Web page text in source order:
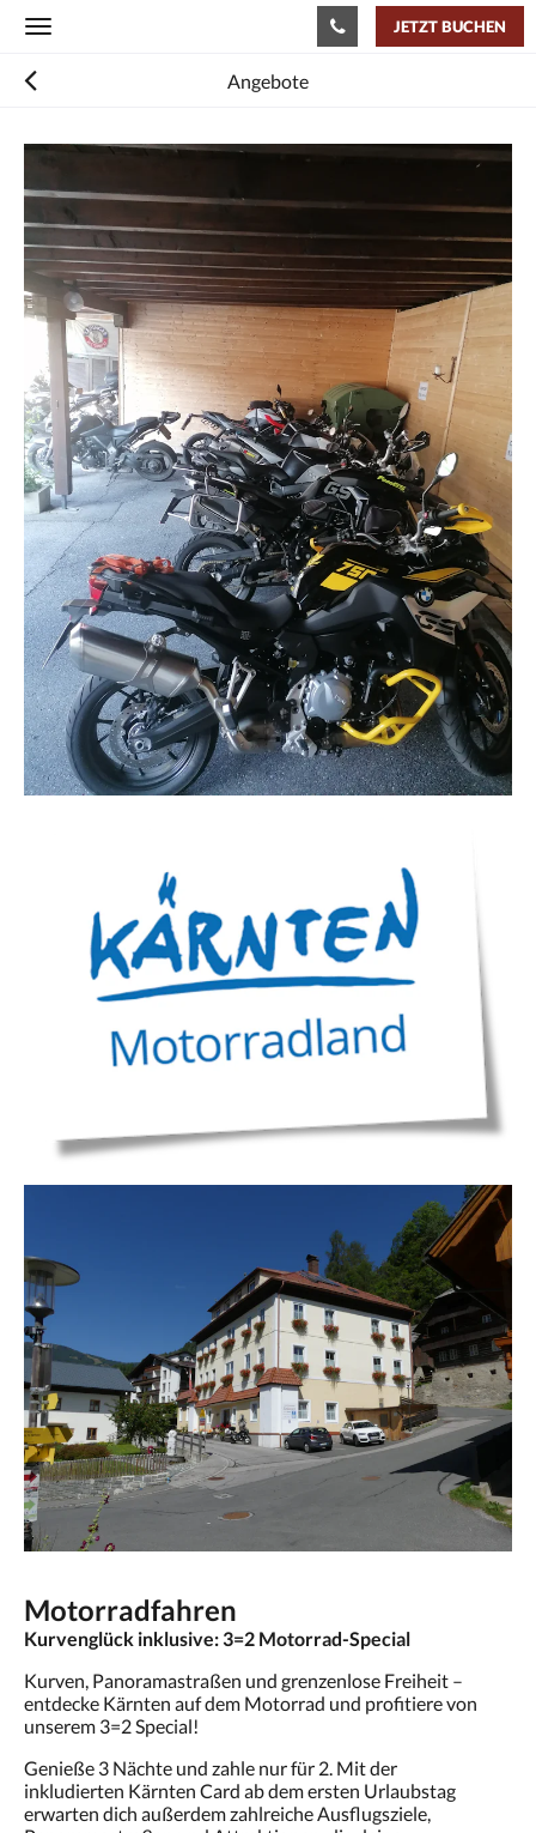
Toggle
JETZT BUCHEN
Angebote
Motorradfahren
Kurvenglück inklusive: 3=2 Motorrad-Special
Kurven, Panoramastraßen und grenzenlose Freiheit –
entdecke Kärnten auf dem Motorrad und profitiere von
unserem 3=2 Special!
Genieße 3 Nächte und zahle nur für 2. Mit der
inkludierten Kärnten Card ab dem ersten Urlaubstag
erwarten dich außerdem zahlreiche Ausflugsziele,